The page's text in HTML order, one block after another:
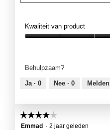
Kwaliteit van product
4
van
Behulpzaam?
Ja · 0 Nee · 0 Melden
☆☆☆☆☆
☆☆☆☆☆
4
Emmad · 2 jaar geleden